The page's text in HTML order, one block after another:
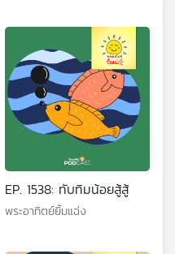
EP. 1538: ทับทิมน้อยสู้สู้
พระอาทิตย์ยิ้มแฉ่ง